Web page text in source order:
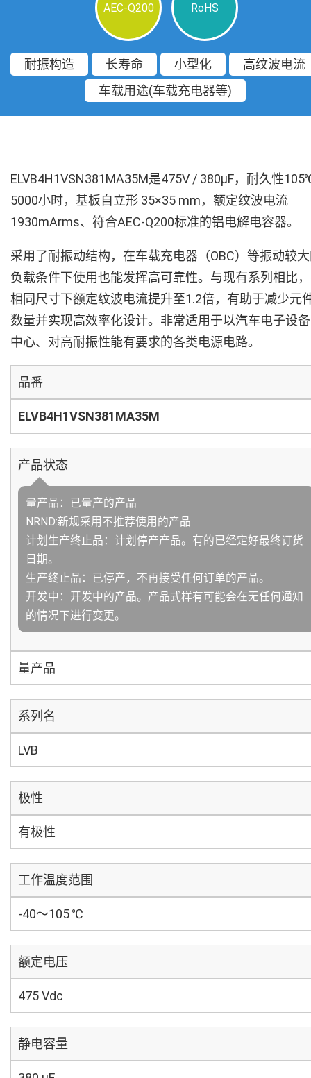
AEC-Q200 RoHS
耐振构造 长寿命 小型化
高纹波电流
车载用途(车载充电器等)
ELVB4H1VSN381MA35M是475V / 380µF，耐久性
5000小时，基板自立形 35×35 mm，额定纹波电流
1930mArms、符合AEC-Q200标准的铝电解电容器。
采用了耐振动结构，在车载充电器（OBC）等振动较
负载条件下使用也能发挥高可靠性。与现有系列相比
相同尺寸下额定纹波电流提升至1.2倍，有助于减少元
数量并实现高效率化设计。非常适用于以汽车电子设
中心、对高耐振性能有要求的各类电源电路。
品番
ELVB4H1VSN381MA35M
产品状态
量产品：已量产的产品
NRND:新规采用不推荐使用的产品
计划生产终止品：计划停产产品。有的已经定好最终订货
日期。
生产终止品：已停产，不再接受任何订单的产品。
开发中：开发中的产品。产品式样有可能会在无任何通知
的情况下进行变更。
量产品
系列名
LVB
极性
有极性
工作温度范围
-40～105 ℃
额定电压
475 Vdc
静电容量